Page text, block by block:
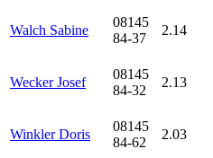
Walch Sabine
08145
84-37
2.14
Wecker Josef
08145
84-32
2.13
Winkler Doris
08145
84-62
2.03